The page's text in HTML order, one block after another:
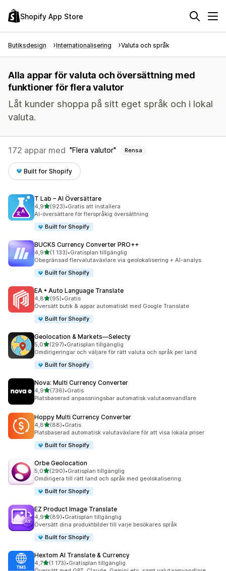
Shopify App Store
Butiksdesign Internationalisering Valuta och språk
Alla appar för valuta och översättning med
funktioner för flera valutor
Låt kunder shoppa på sitt eget språk och i lokal
valuta.
172 appar med Flera valutor Rensa
Built for Shopify
T Lab – AI Översättare
4,9av 5 stjärnor
(923)
923 recensioner totalt
•Gratis att installera
AI-översättare för flerspråkig översättning
Built for Shopify
BUCKS Currency Converter PRO++
4,9av 5 stjärnor
(1 133)
1133 recensioner totalt
•Gratisplan tillgänglig
Obegränsad flervalutaväxlare via geolokalisering + AI-analys
Built for Shopify
EA • Auto Language Translate
4,8av 5 stjärnor
(95)
95 recensioner totalt
•Gratis
Översätt butik & appar automatiskt med Google Translate
Built for Shopify
Geolocation & Markets—Selecty
5,0av 5 stjärnor
(297)
297 recensioner totalt
•Gratisplan tillgänglig
Omdirigeringar och väljare för rätt valuta och språk per land
Built for Shopify
Nova: Multi Currency Converter
4,9av 5 stjärnor
(736)
736 recensioner totalt
•Gratis
Platsbaserad anpassningsbar automatisk valutaomvandlare
Hoppy Multi Currency Converter
4,8av 5 stjärnor
(88)
88 recensioner totalt
•Gratis
Platsbaserad automatisk valutaväxlare för att visa lokala priser
Built for Shopify
Orbe Geolocation
5,0av 5 stjärnor
(290)
290 recensioner totalt
•Gratisplan tillgänglig
Omdirigera till rätt land och språk med geolokalisering.
Built for Shopify
EZ Product Image Translate
4,9av 5 stjärnor
(89)
89 recensioner totalt
•Gratisplan tillgänglig
Översätt dina produktbilder till varje besökares språk
Built for Shopify
Hextom AI Translate & Currency
4,7av 5 stjärnor
(1 173)
1173 recensioner totalt
•Gratisplan tillgänglig